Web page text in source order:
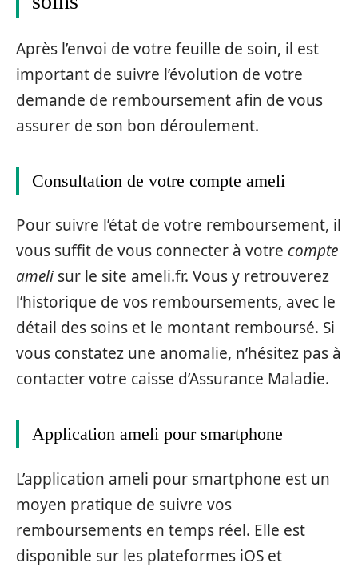
Après l’envoi de votre feuille de soin, il est
important de suivre l’évolution de votre
demande de remboursement afin de vous
assurer de son bon déroulement.
Consultation de votre compte ameli
Pour suivre l’état de votre remboursement, il
vous suffit de vous connecter à votre compte
ameli sur le site ameli.fr. Vous y retrouverez
l’historique de vos remboursements, avec le
détail des soins et le montant remboursé. Si
vous constatez une anomalie, n’hésitez pas à
contacter votre caisse d’Assurance Maladie.
Application ameli pour smartphone
L’application ameli pour smartphone est un
moyen pratique de suivre vos
remboursements en temps réel. Elle est
disponible sur les plateformes iOS et